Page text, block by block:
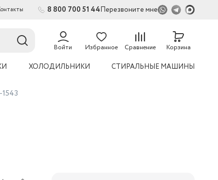
8 800 700 51 44Перезвоните мне
Войти Избранное Сравнение
54
Корзина
ХОЛОДИЛЬНИКИ СТИРАЛЬНЫЕ МАШИНЫ